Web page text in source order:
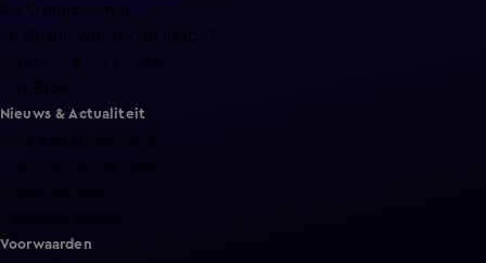
De Oranjezomer
Mi Dushi: wat is dan liefde?
Lang Leve de Liefde
Nieuws & Actualiteit
Voorwaarden